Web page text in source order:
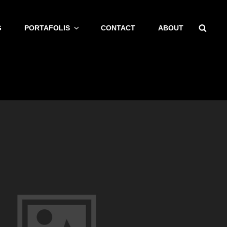
PORTAFOLIS CONTACT ABOUT